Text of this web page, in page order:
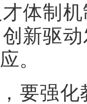
体制
新驱
。
要强